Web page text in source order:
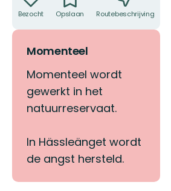
Bezocht Opslaan Routebeschrijving
Momenteel
Momenteel wordt
gewerkt in het
natuurreservaat.
In Hässleänget wordt
de angst hersteld.